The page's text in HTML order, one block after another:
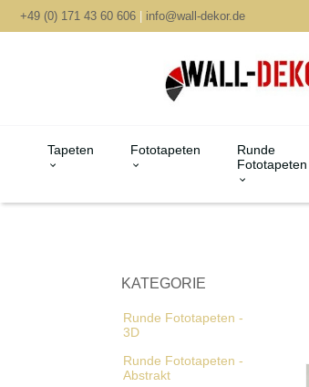
+49 (0) 171 43 60 606 | info@wall-dekor.de
Tapeten Fototapeten
Runde
Fototapeten
KATEGORIE
Runde Fototapeten -
3D
Runde Fototapeten -
Abstrakt